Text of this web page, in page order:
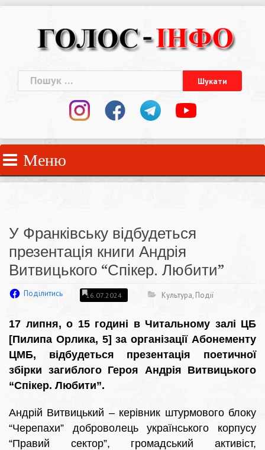
Пошук:
Меню
У Франківську відбудеться
презентація книги Андрія
Витвицького “Спікер. Любити”
Поділитись 16.07.2024 Культура, Події
17 липня, о 15 годині в Читальному залі ЦБ
[Пилипа Орлика, 5] за організації Абонементу
ЦМБ, відбудеться презентація поетичної
збірки загиблого Героя Андрія Витвицького
“Спікер. Любити”.
Андрій Витвицький – керівник штурмового блоку
“Черепахи” доброволець українського корпусу
“Правий сектор”, громадський активіст,